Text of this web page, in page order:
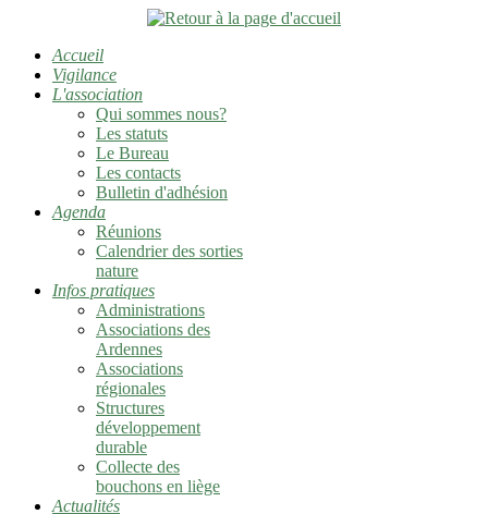
Accueil
Vigilance
L'association
Qui sommes nous?
Les statuts
Le Bureau
Les contacts
Bulletin d'adhésion
Agenda
Réunions
Calendrier des sorties
nature
Infos pratiques
Administrations
Associations des
Ardennes
Associations
régionales
Structures
développement
durable
Collecte des
bouchons en liège
Actualités